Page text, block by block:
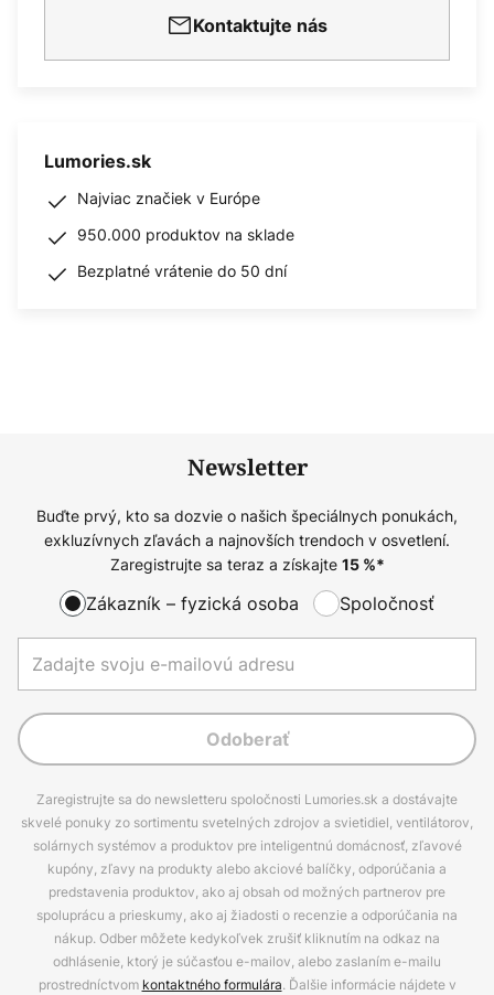
Kontaktujte nás
Lumories.sk
Najviac značiek v Európe
950.000 produktov na sklade
Bezplatné vrátenie do 50 dní
Newsletter
Buďte prvý, kto sa dozvie o našich špeciálnych ponukách,
exkluzívnych zľavách a najnovších trendoch v osvetlení.
Zaregistrujte sa teraz a získajte 15%*
Zákazník – fyzická osoba Spoločnosť
Odoberať
Zaregistrujte sa do newsletteru spoločnosti Lumories.sk a dostávajte
skvelé ponuky zo sortimentu svetelných zdrojov a svietidiel, ventilátorov,
solárnych systémov a produktov pre inteligentnú domácnosť, zľavové
kupóny, zľavy na produkty alebo akciové balíčky, odporúčania a
predstavenia produktov, ako aj obsah od možných partnerov pre
spoluprácu a prieskumy, ako aj žiadosti o recenzie a odporúčania na
nákup. Odber môžete kedykoľvek zrušiť kliknutím na odkaz na
odhlásenie, ktorý je súčasťou e-mailov, alebo zaslaním e-mailu
prostredníctvom kontaktného formulára. Ďalšie informácie nájdete v